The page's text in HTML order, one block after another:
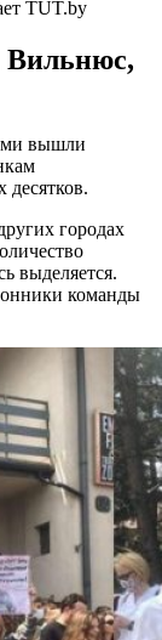
TUT.by
Вильнюс,
вышли
десятков.
городах
выделяется.
команды